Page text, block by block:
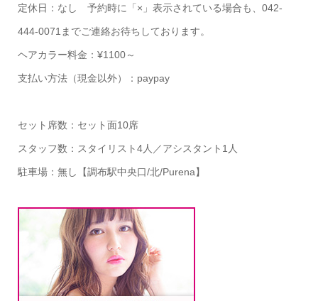
定休日：なし 予約時に「×」表示されている場合も、042-
444-0071までご連絡お待ちしております。
ヘアカラー料金：¥1100～
支払い方法（現金以外）：paypay
セット席数：セット面10席
スタッフ数：スタイリスト4人／アシスタント1人
駐車場：無し【調布駅中央口/北/Purena】